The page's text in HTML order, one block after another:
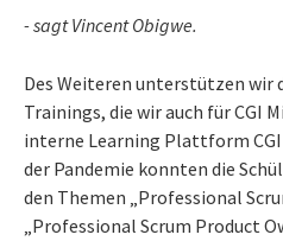
- sagt Vincent Obigwe.
Des Weiteren unterstützen wir
Trainings, die wir auch für CGI
interne Learning Plattform CGI
der Pandemie konnten die
den Themen „Professional
„Professional Scrum Product